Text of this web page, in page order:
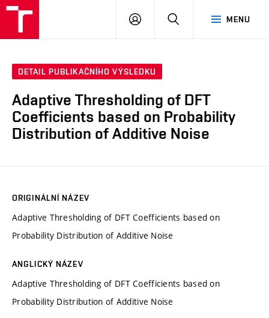
MENU
PŘIHLÁSIT
DETAIL PUBLIKAČNÍHO VÝSLEDKU
Adaptive Thresholding of DFT
Coefficients based on Probability
Distribution of Additive Noise
ORIGINÁLNÍ NÁZEV
Adaptive Thresholding of DFT Coefficients based on
Probability Distribution of Additive Noise
ANGLICKÝ NÁZEV
Adaptive Thresholding of DFT Coefficients based on
Probability Distribution of Additive Noise